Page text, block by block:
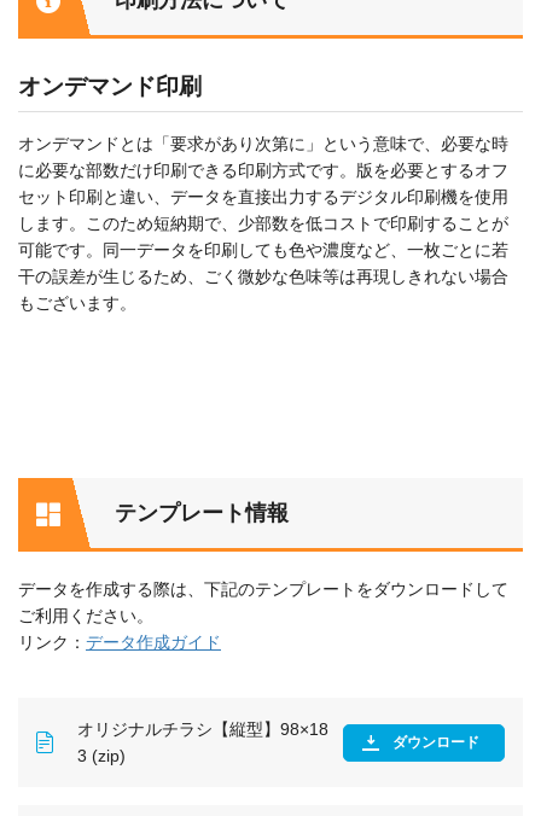
オンデマンド印刷
オンデマンドとは「要求があり次第に」という意味で、必要な時
に必要な部数だけ印刷できる印刷方式です。版を必要とするオフ
セット印刷と違い、データを直接出力するデジタル印刷機を使用
します。このため短納期で、少部数を低コストで印刷することが
可能です。同一データを印刷しても色や濃度など、一枚ごとに若
干の誤差が生じるため、ごく微妙な色味等は再現しきれない場合
もございます。
テンプレート情報
データを作成する際は、下記のテンプレートをダウンロードして
ご利用ください。
リンク： データ作成ガイド
オリジナルチラシ【縦型】98×18
3 (zip)
ダウンロード